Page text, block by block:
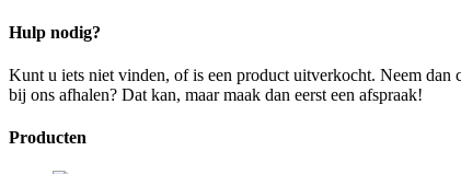
Hulp nodig?
Kunt u iets niet vinden, of is een product uitverkocht. Neem dan
bij ons afhalen? Dat kan, maar maak dan eerst een afspraak!
Producten